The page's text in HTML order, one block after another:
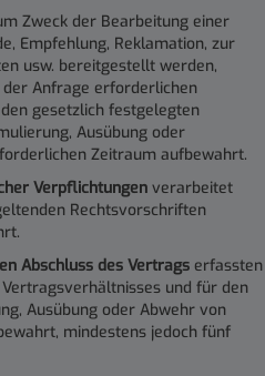
Zweck der Bearbeitung einer
Empfehlung, Reklamation, zur
usw. bereitgestellt werden,
Anfrage erforderlichen
gesetzlich festgelegten
Ausübung oder
Zeitraum aufbewahrt.
Verpflichtungen verarbeitet
Rechtsvorschriften
Abschluss des Vertrags erfassten
und für den
Ausübung oder Abwehr von
mindestens jedoch fünf